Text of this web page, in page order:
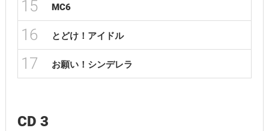
15 MC6
16 とどけ！アイドル
17 お願い！シンデレラ
CD 3